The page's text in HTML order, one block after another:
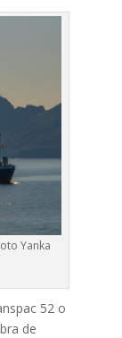
Yanka
52 o
de